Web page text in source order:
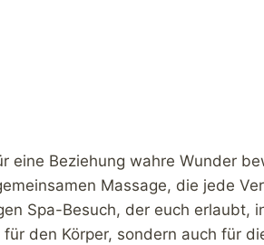
Beziehung wahre Wunder
Massage, die jede
Spa-Besuch, der euch erlaubt,
den Körper, sondern auch für